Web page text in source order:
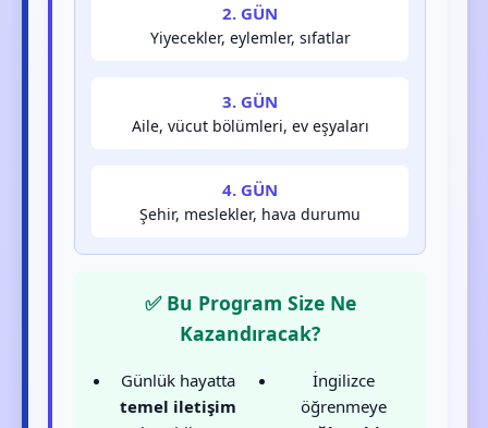
2. GÜN
Yiyecekler, eylemler, sıfatlar
3. GÜN
Aile, vücut bölümleri, ev eşyaları
4. GÜN
Şehir, meslekler, hava durumu
✅ Bu Program Size Ne
Kazandıracak?
Günlük hayatta
temel iletişim
İngilizce
öğrenmeye